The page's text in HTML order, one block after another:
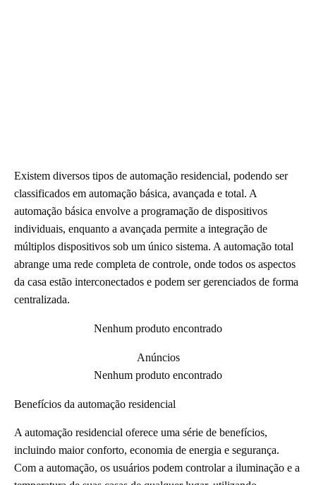
Existem diversos tipos de automação residencial, podendo ser
classificados em automação básica, avançada e total. A
automação básica envolve a programação de dispositivos
individuais, enquanto a avançada permite a integração de
múltiplos dispositivos sob um único sistema. A automação total
abrange uma rede completa de controle, onde todos os aspectos
da casa estão interconectados e podem ser gerenciados de forma
centralizada.
Nenhum produto encontrado
Anúncios
Nenhum produto encontrado
Benefícios da automação residencial
A automação residencial oferece uma série de benefícios,
incluindo maior conforto, economia de energia e segurança.
Com a automação, os usuários podem controlar a iluminação e a